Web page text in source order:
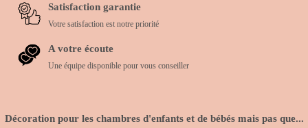
Satisfaction garantie
Votre satisfaction est notre priorité
A votre écoute
Une équipe disponible pour vous conseiller
Décoration pour les chambres d'enfants et de bébés mais pas que...